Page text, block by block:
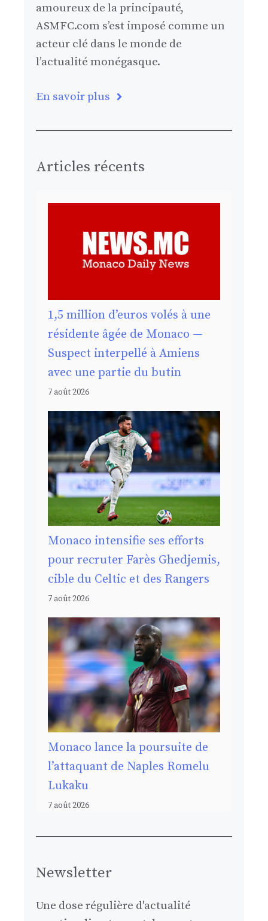
amoureux de la principauté,
ASMFC.com s’est imposé comme un
acteur clé dans le monde de
l’actualité monégasque.
En savoir plus
Articles récents
1,5 million d’euros volés à une
résidente âgée de Monaco —
Suspect interpellé à Amiens
avec une partie du butin
7 août 2026
Monaco intensifie ses efforts
pour recruter Farès Ghedjemis,
cible du Celtic et des Rangers
7 août 2026
Monaco lance la poursuite de
l’attaquant de Naples Romelu
Lukaku
7 août 2026
Newsletter
Une dose régulière d'actualité